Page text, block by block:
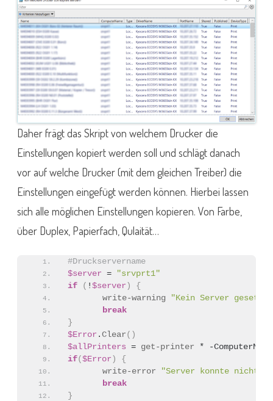
Daher frägt das Skript von welchem Drucker die
Einstellungen kopiert werden soll und schlägt danach
vor auf welche Drucker (mit dem gleichen Treiber) die
Einstellungen eingefügt werden können. Hierbei lassen
sich alle möglichen Einstellungen kopieren. Von Farbe,
über Duplex, Papierfach, Qulaität…
#Druckservername
$server =
"srvprt1"
if
( ! $server )
{
write-warning
"Kein Server gesetzt"
break
}
$Error . Clear ()
$allPrinters = get-printer * -
if( $Error )
{
write-error
"Server konnte nicht
break
}